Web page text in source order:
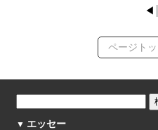
◀
ページト
エッセー